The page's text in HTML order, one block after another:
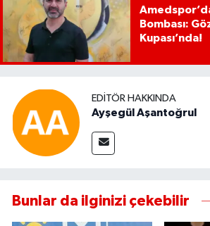
Bombası:
Kupası’nda!
EDITÖR HAKKINDA
Ayşegül Aşantoğrul
Bunlar da ilginizi çekebilir